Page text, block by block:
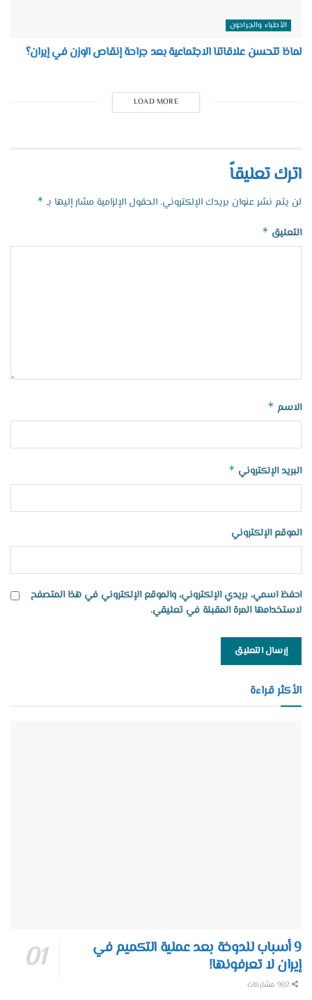
الأطباء والجراحون
لماذا تتحسن علاقاتنا الاجتماعية بعد جراحة إنقاص الوزن في إيران؟
LOAD MORE
اترك تعليقاً
لن يتم نشر عنوان بريدك الإلكتروني.الحقول الإلزامية مشار إليها بـ *
التعليق *
الاسم *
البريد الإلكتروني *
الموقع الإلكتروني
احفظ اسمي، بريدي الإلكتروني، والموقع الإلكتروني في هذا المتصفح
لاستخدامها المرة المقبلة في تعليقي.
الأكثر قراءة
9 أسباب للدوخة بعد عملية التكميم في
إيران لا تعرفونها!